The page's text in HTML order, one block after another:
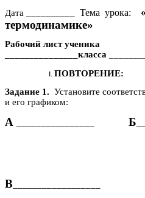
Дата __________ Тема урока:
термодинамике»
Рабочий лист ученика
_______________класса
ПОВТОРЕНИЕ:
Задание 1. Установите
и его графиком:
А Б
В